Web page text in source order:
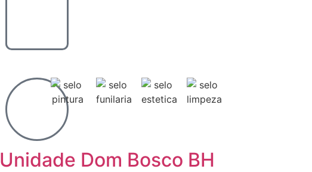
Unidade Dom Bosco BH